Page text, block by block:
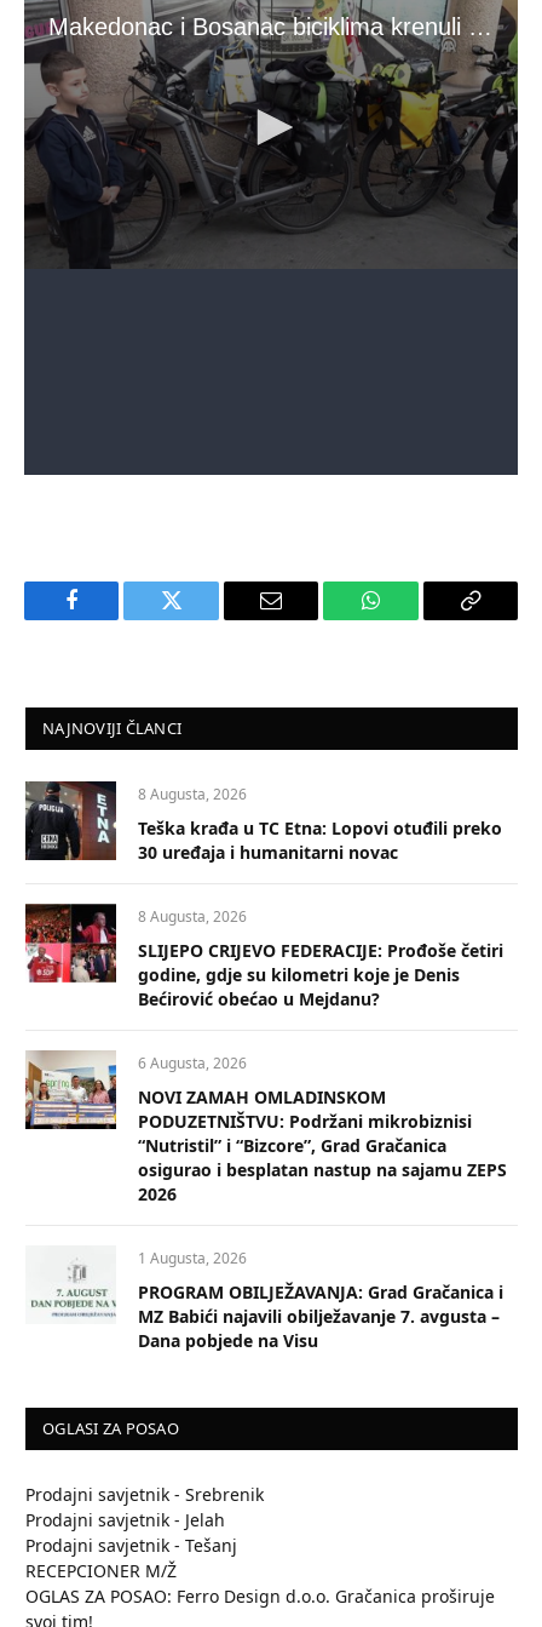
Facebook Twitter Email WhatsApp Copy
NAJNOVIJI ČLANCI
8 Augusta, 2026
Teška krađa u TC Etna: Lopovi otuđili preko
30 uređaja i humanitarni novac
8 Augusta, 2026
SLIJEPO CRIJEVO FEDERACIJE: Prođoše četiri
godine, gdje su kilometri koje je Denis
Bećirović obećao u Mejdanu?
6 Augusta, 2026
NOVI ZAMAH OMLADINSKOM
PODUZETNIŠTVU: Podržani mikrobiznisi
“Nutristil” i “Bizcore”, Grad Gračanica
osigurao i besplatan nastup na sajamu ZEPS
2026
1 Augusta, 2026
PROGRAM OBILJEŽAVANJA: Grad Gračanica i
MZ Babići najavili obilježavanje 7. avgusta –
Dana pobjede na Visu
OGLASI ZA POSAO
Prodajni savjetnik - Srebrenik
Prodajni savjetnik - Jelah
Prodajni savjetnik - Tešanj
RECEPCIONER M/Ž
OGLAS ZA POSAO: Ferro Design d.o.o. Gračanica proširuje
svoj tim!